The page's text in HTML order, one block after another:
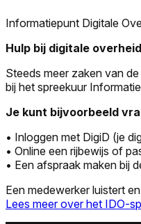
Informatiepunt Digitale
Hulp bij digitale
Steeds meer zaken van
bij het spreekuur
Je kunt bijvoorbeeld
• Inloggen met DigiD (je
• Online een rijbewijs of
• Een afspraak maken bij
Een medewerker luistert
Lees meer over het IDO-